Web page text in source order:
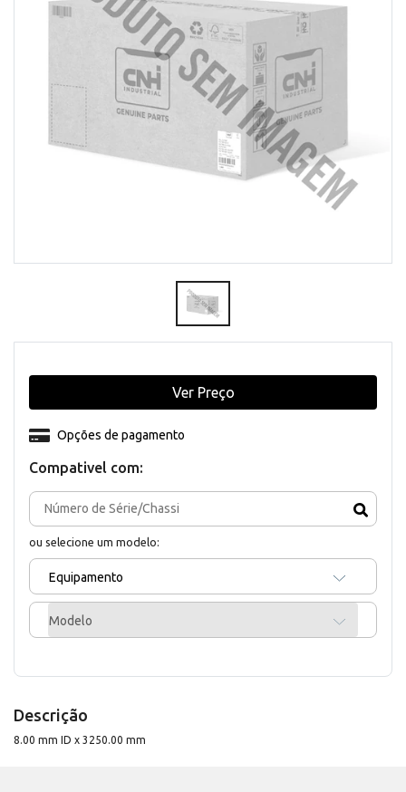
Compativel com:
ou selecione um modelo:
Equipamento
Modelo
Opções de pagamento
Ver Preço
Descrição
8.00 mm ID x 3250.00 mm